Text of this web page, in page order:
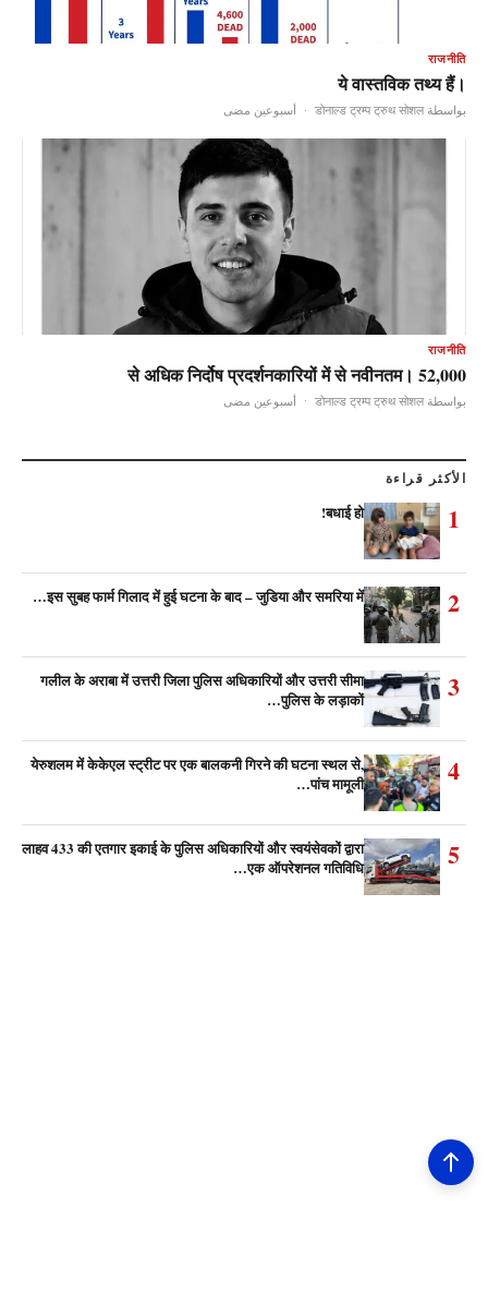
राजनीति
ये वास्तविक तथ्य हैं।
بواسطة डोनाल्ड ट्रम्प ट्रुथ सोशल · أسبوعين مضى
राजनीति
52,000 से अधिक निर्दोष प्रदर्शनकारियों में से नवीनतम।
بواسطة डोनाल्ड ट्रम्प ट्रुथ सोशल · أسبوعين مضى
الأكثر قراءة
1
बधाई हो!
2
इस सुबह फार्म गिलाद में हुई घटना के बाद – जुडिया और समरिया में…
3
गलील के अराबा में उत्तरी जिला पुलिस अधिकारियों और उत्तरी सीमा
पुलिस के लड़ाकों…
4
येरुशलम में केकेएल स्ट्रीट पर एक बालकनी गिरने की घटना स्थल से,
पांच मामूली…
5
लाहव 433 की एतगार इकाई के पुलिस अधिकारियों और स्वयंसेवकों द्वारा
एक ऑपरेशनल गतिविधि…